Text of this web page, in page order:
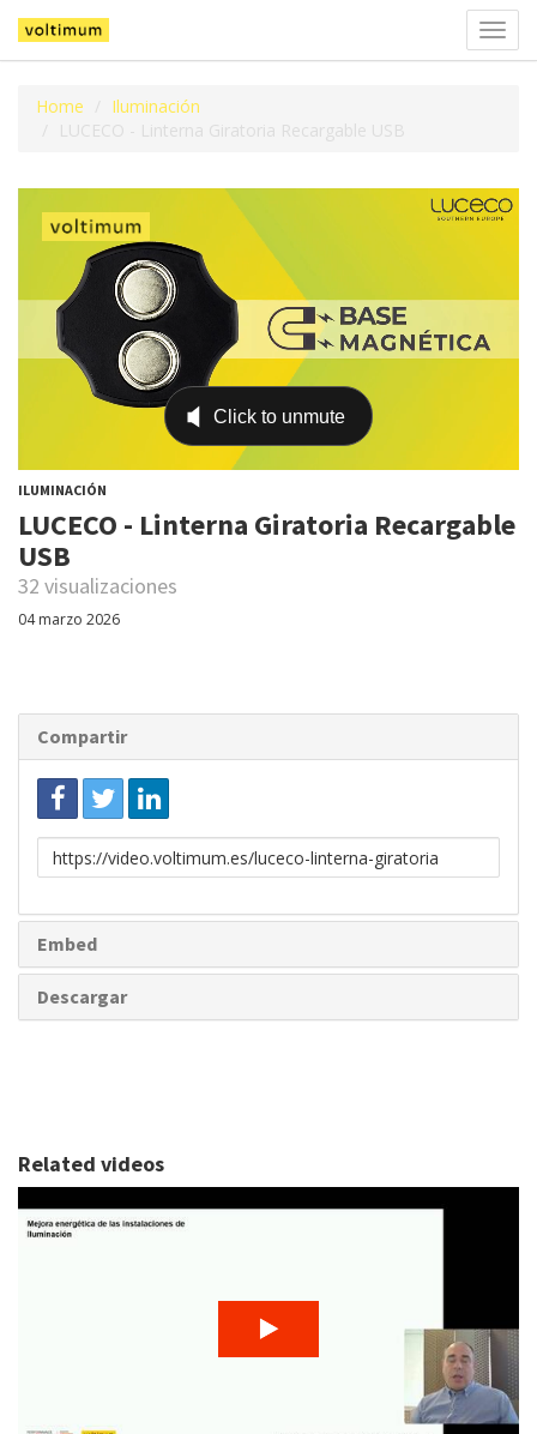
la
Home
Iluminación
LUCECO - Linterna Giratoria Recargable USB
ILUMINACIÓN
LUCECO - Linterna Giratoria Recargable
USB
32 visualizaciones
04 marzo 2026
Compartir
Enlace
para
Embed
Descargar
Related videos